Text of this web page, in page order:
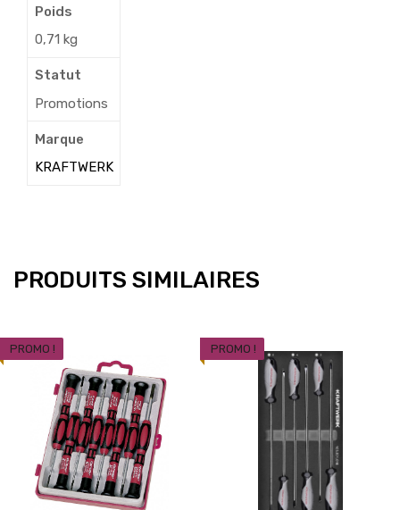
Poids
0,71 kg
Statut
Promotions
Marque
KRAFTWERK
PRODUITS SIMILAIRES
PROMO ! PROMO !